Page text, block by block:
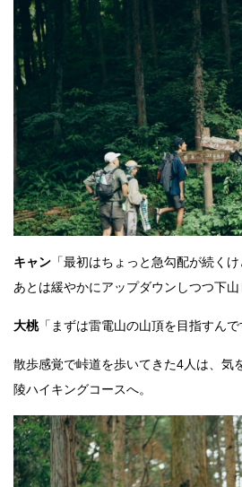
キャン 「最初はちょっと急勾配が続く
あとは緩やかにアップダウンしつつ下山
大桃「まずは雷電山の山頂を目指すんで
散歩感覚で峠道を歩いてきた4人は、気
陵ハイキングコースへ。